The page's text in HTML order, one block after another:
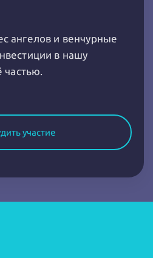
ангелов и венчурные
в нашу
частью.
участие